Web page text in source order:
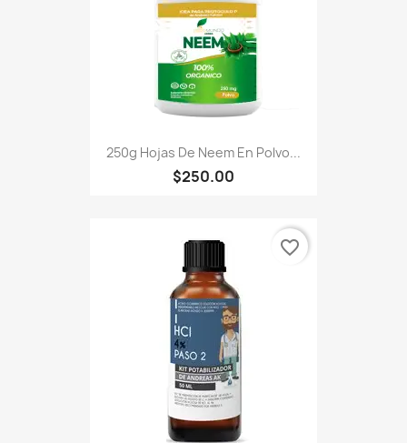
250g Hojas De Neem En Polvo...
$250.00
favorite_border